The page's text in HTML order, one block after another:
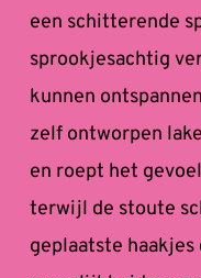
een schitterende
sprookjesachtig
kunnen
zelf ontworpen
en roept het
terwijl de stoute
geplaatste